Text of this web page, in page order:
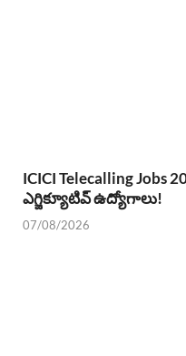
ICICI Telecalling Jobs
ఎగ్జిక్యూటివ్ ఉద్యోగాలు!
07/08/2026